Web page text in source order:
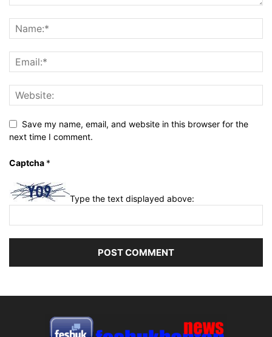
Save my name, email, and website in this browser for the
next time I comment.
Captcha *
Type the text displayed above: